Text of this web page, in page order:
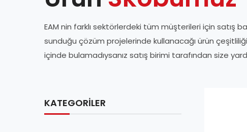
EAM nin farklı sektörlerdeki tüm müşterileri için satış
sunduğu çözüm projelerinde kullanacağı ürün
içinde bulamadıysanız satış birimi tarafından size
KATEGORILER